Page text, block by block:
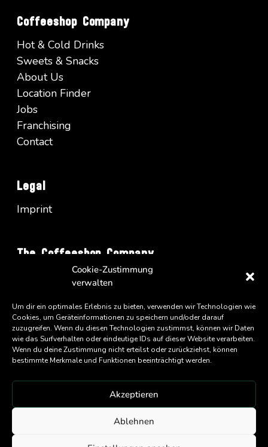
Cookie-Zustimmung
verwalten
Um dir ein optimales Erlebnis zu bieten, verwenden wir Technologien wie
Cookies, um Geräteinformationen zu speichern und/oder darauf
zuzugreifen. Wenn du diesen Technologien zustimmst, können wir Daten
wie das Surfverhalten oder eindeutige IDs auf dieser Website verarbeiten.
Wenn du deine Zustimmung nicht erteilst oder zurückziehst, können
bestimmte Merkmale und Funktionen beeinträchtigt werden.
Akzeptieren
Ablehnen
Coffeeshop Company
Hot & Cold Drinks
Sweets & Snacks
About Us
Location Finder
Jobs
Franchising
Contact
Legal
Imprint
The Coffeeshop Company
Vienna Business Park - Turm A/34
A-1100 Wien